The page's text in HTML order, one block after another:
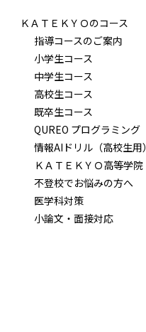
ＫＡＴＥＫＹＯのコース
指導コースのご案内
小学生コース
中学生コース
高校生コース
既卒生コース
QUREO プログラミング
情報AIドリル（高校生用）
ＫＡＴＥＫＹＯ高等学院
不登校でお悩みの方へ
医学科対策
小論文・面接対応